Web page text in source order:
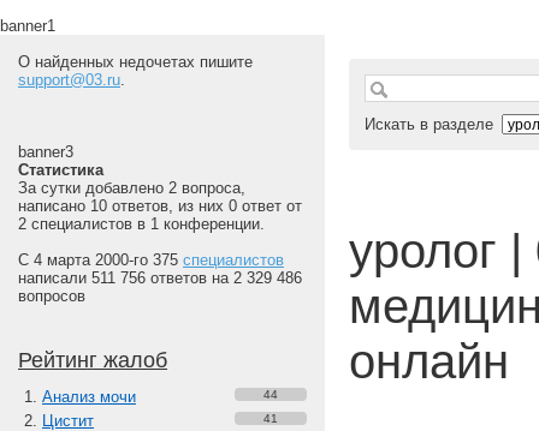
banner1
О найденных недочетах пишите
support@03.ru.
banner3
Статистика
За сутки добавлено 2 вопроса,
написано 10 ответов, из них 0 ответ от
2 специалистов в 1 конференции.
С 4 марта 2000-го 375 специалистов
написали 511 756 ответов на 2 329 486
вопросов
Рейтинг жалоб
Анализ мочи 44
Цистит 41
Искать в разделе
уролог
онлайн